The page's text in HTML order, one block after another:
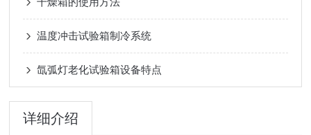
温度冲击试验箱制冷系统
氙弧灯老化试验箱设备特点
详细介绍